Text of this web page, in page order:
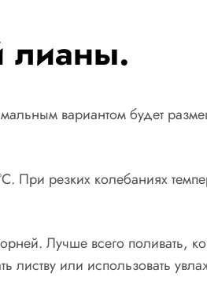
лианы.
вариантом будет
При резких колебаниях
Лучше всего поливать,
или использовать